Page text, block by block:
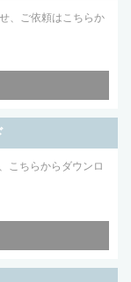
、ご依頼はこちらか
こちらからダウンロ